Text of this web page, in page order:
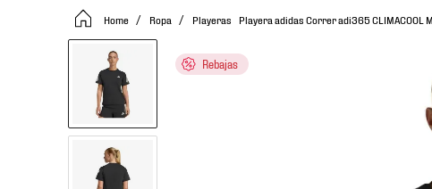
Ropa Playeras Playera adidas Correr adi365 CLIMACOOL
Rebajas
tenis mujer
tenis hombre
tenis futbol